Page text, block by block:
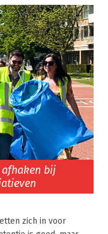
afhaken bij
zich in voor